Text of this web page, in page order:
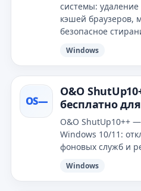
системы:
кэшей браузеров,
безопасное
Windows
OS—
O&O
бесплатно
O&O ShutUp10++
Windows 10/11:
фоновых служб и
Windows